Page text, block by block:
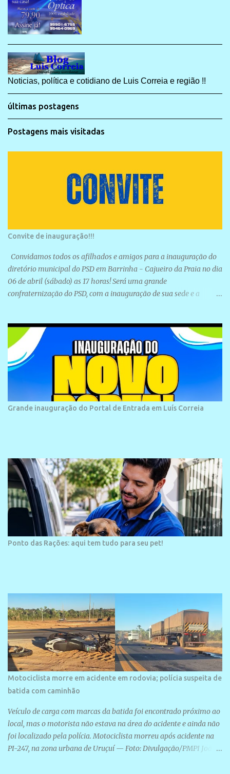
Noticias, política e cotidiano de Luis Correia e região !!
últimas postagens
Postagens mais visitadas
Convite de inauguração!!!
Convidamos todos os afilhados e amigos para a inauguração do
diretório municipal do PSD em Barrinha - Cajueiro da Praia no dia
06 de abril (sábado) as 17 horas! Será uma grande
confraternização do PSD, com a inauguração de sua sede e a
Grande inauguração do Portal de Entrada em Luís Correia
Ponto das Rações: aqui tem tudo para seu pet!
Motociclista morre em acidente em rodovia; polícia suspeita de
batida com caminhão
Veículo de carga com marcas da batida foi encontrado próximo ao
local, mas o motorista não estava na área do acidente e ainda não
foi localizado pela polícia. Motociclista morreu após acidente na
PI-247, na zona urbana de Uruçuí — Foto: Divulgação/PMPI João